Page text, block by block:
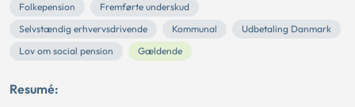
Folkepension
Fremførte underskud
Selvstændig erhvervsdrivende
Kommunal
Udbetaling Danmark
Lov om social pension
Gældende
Resumé: